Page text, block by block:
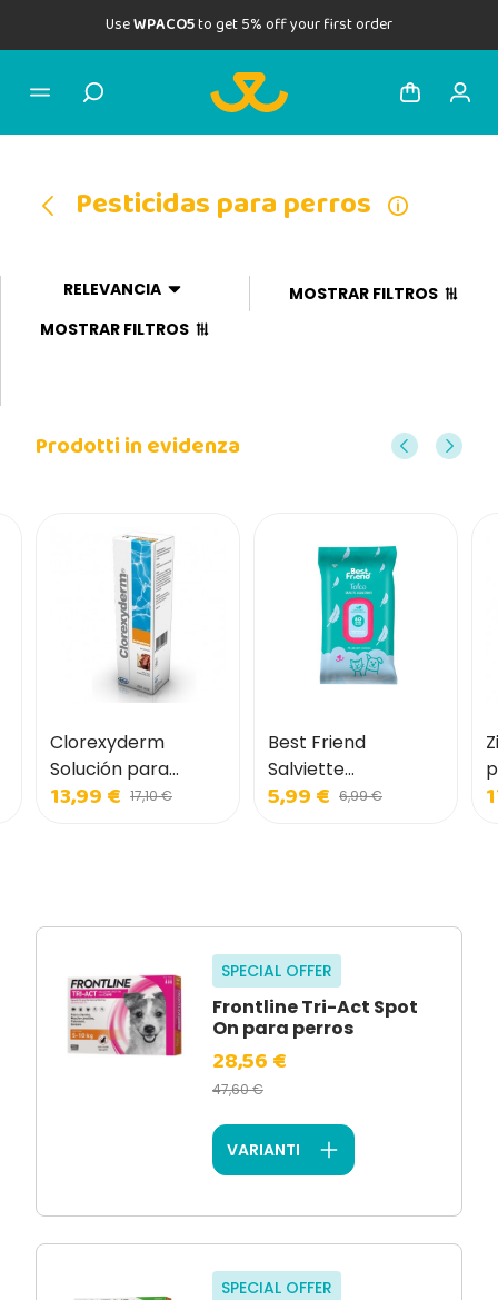
UseWPACO5to get 5% off your first order
Pesticidas para perros
RELEVANCIA
MOSTRAR FILTROS
MOSTRAR FILTROS
Prodotti in evidenza
Clorexyderm
Solución para
Perros y Gatos
13,99 € 17,10 €
Best Friend
Salviette
Igienizzanti MAXI
5,99 € 6,99 €
SPECIAL OFFER
Frontline Tri-Act Spot
On para perros
28,56 €
47,60 €
VARIANTI
SPECIAL OFFER